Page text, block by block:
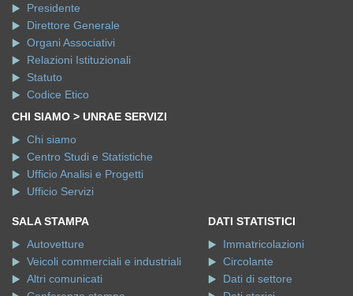
Presidente
Direttore Generale
Organi Associativi
Relazioni Istituzionali
Statuto
Codice Etico
CHI SIAMO > UNRAE SERVIZI
Chi siamo
Centro Studi e Statistiche
Ufficio Analisi e Progetti
Ufficio Servizi
SALA STAMPA
Autovetture
Veicoli commerciali e industriali
Altri comunicati
DATI STATISTICI
Immatricolazioni
Circolante
Dati di settore